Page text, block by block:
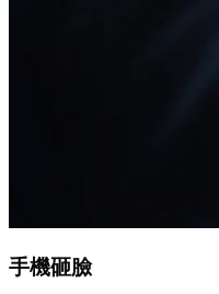
手機砸臉